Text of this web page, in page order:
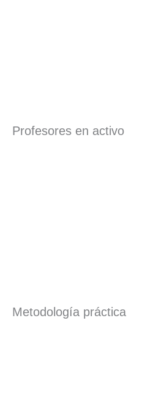
Profesores en activo
Metodología práctica